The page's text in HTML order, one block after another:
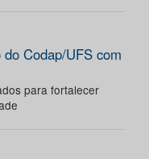
Codap/UFS com
para fortalecer